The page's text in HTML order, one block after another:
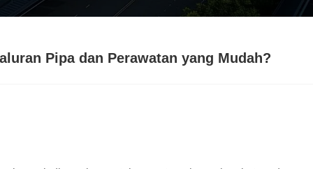
Pipa dan Perawatan yang Mudah?